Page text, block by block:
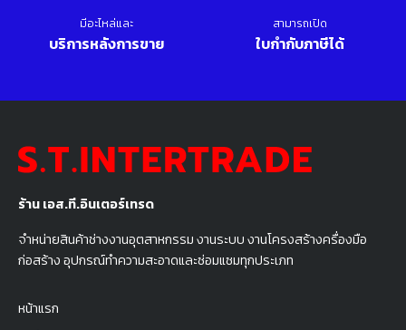
ร้าน เอส.ที.อินเตอร์เทรด
จำหน่ายสินค้าช่างงานอุตสาหกรรม งานระบบ งานโครงสร้างครื่องมือ
ก่อสร้าง อุปกรณ์ทำความสะอาดและซ่อมแซมทุกประเภท
หน้าแรก
มีอะไหล่และ
บริการหลังการขาย
สามารถเปิด
ใบกำกับภาษีได้